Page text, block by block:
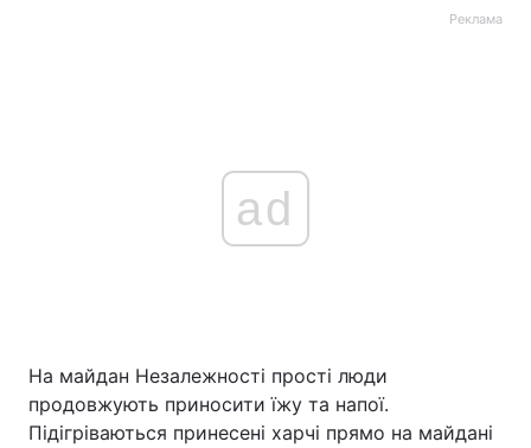
Реклама
ad
На майдан Незалежності прості люди
продовжують приносити їжу та напої.
Підігріваються принесені харчі прямо на майдані